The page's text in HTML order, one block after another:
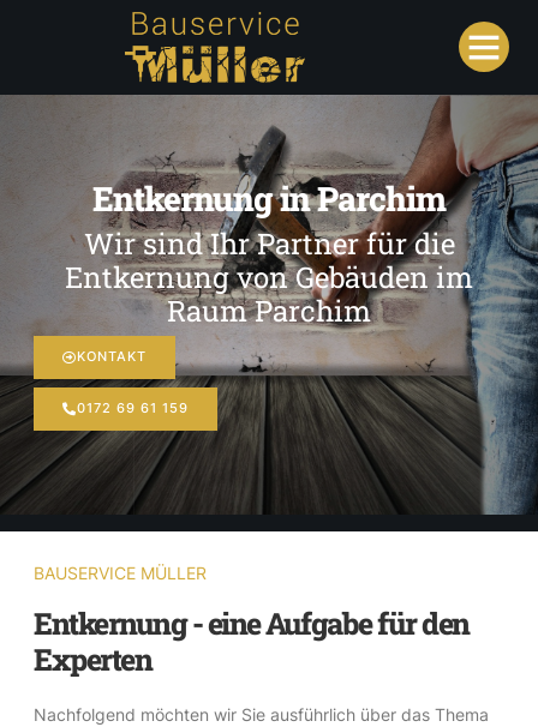
Entkernung in Parchim
Wir sind Ihr Partner für die
Entkernung von Gebäuden im
Raum Parchim
KONTAKT
0172 69 61 159
BAUSERVICE MÜLLER
Entkernung - eine Aufgabe für den
Experten
Nachfolgend möchten wir Sie ausführlich über das Thema